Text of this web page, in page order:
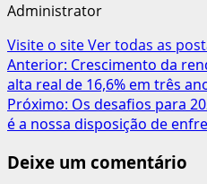
Administrator
Visite o siteVer todas as
Navegação
de
artigos
Anterior: Crescimento da
alta real de 16,6% em três
Próximo: Os desafios para
é a nossa disposição de
Deixe um comentário